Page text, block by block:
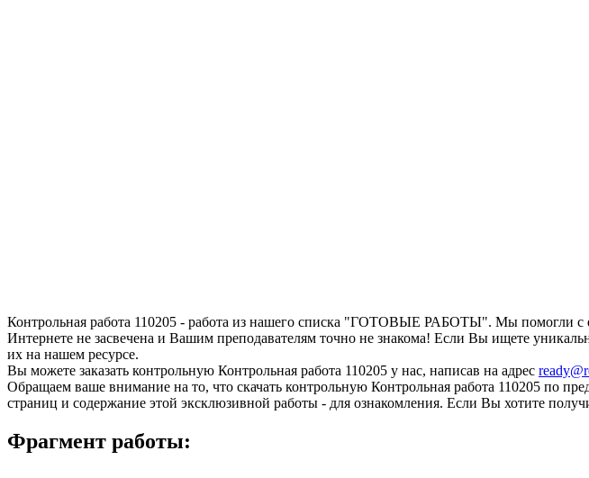
Контрольная работа 110205 - работа из нашего списка "ГОТОВЫЕ РАБОТЫ". Мы помогли с
Интернете не засвечена и Вашим преподавателям точно не знакома! Если Вы ищете
их на нашем ресурсе.
Вы можете заказать контрольную Контрольная работа 110205 у нас, написав на адрес
Обращаем ваше внимание на то, что скачать контрольную Контрольная работа 110205 по
страниц и содержание этой эксклюзивной работы - для ознакомления. Если Вы хотите
Фрагмент работы: